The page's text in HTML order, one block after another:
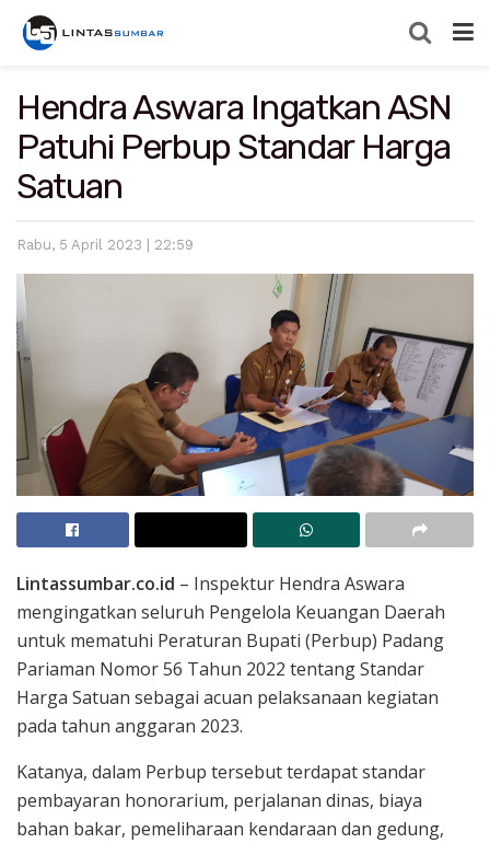
Hendra Aswara Ingatkan ASN
Patuhi Perbup Standar Harga
Satuan
Rabu, 5 April 2023 | 22:59
Lintassumbar.co.id – Inspektur Hendra Aswara
mengingatkan seluruh Pengelola Keuangan Daerah
untuk mematuhi Peraturan Bupati (Perbup) Padang
Pariaman Nomor 56 Tahun 2022 tentang Standar
Harga Satuan sebagai acuan pelaksanaan kegiatan
pada tahun anggaran 2023.
Katanya, dalam Perbup tersebut terdapat standar
pembayaran honorarium, perjalanan dinas, biaya
bahan bakar, pemeliharaan kendaraan dan gedung,